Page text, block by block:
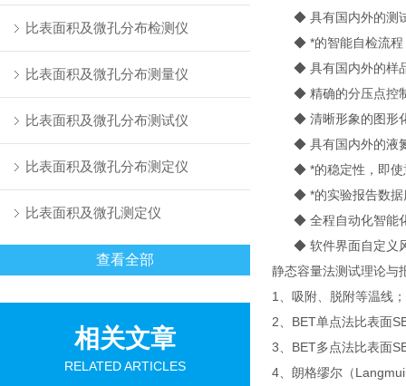
比表面积及微孔分布检测仪
比表面积及微孔分布测量仪
比表面积及微孔分布测试仪
比表面积及微孔分布测定仪
比表面积及微孔测定仪
查看全部
相关文章
RELATED ARTICLES
◆ 具有国内外的测试
◆ *的智能自检流程
◆ 具有国内外的样品
◆ 精确的分压点控制
◆ 清晰形象的图形化
◆ 具有国内外的液氮
◆ *的稳定性，即使
◆ *的实验报告数据
◆ 全程自动化智能化
◆ 软件界面自定义
静态容量法测试理论与
1、吸附、脱附等温线；
2、BET单点法比表面
3、BET多点法比表
4、朗格缪尔（